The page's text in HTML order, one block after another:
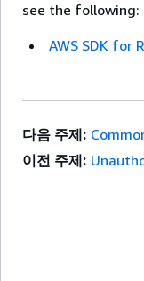
see the following:
AWS SDK for
다음 주제:
이전 주제: